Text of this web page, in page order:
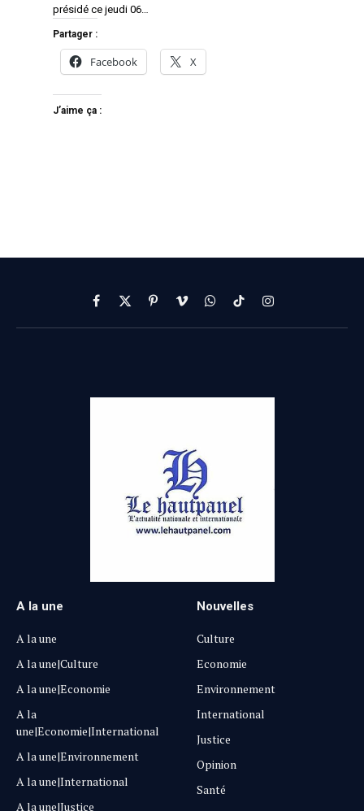
présidé ce jeudi 06…
Partager :
Facebook X
J’aime ça :
Facebook
X
(Twitter)
PinterestVimeoWhatsApp
TikTokInstagram
A la une
A la une
A la une|Culture
A la une|Economie
A la
une|Economie|International
A la une|Environnement
A la une|International
A la une|Justice
Nouvelles
Culture
Economie
Environnement
International
Justice
Opinion
Santé